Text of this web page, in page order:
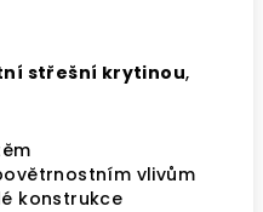
střešní krytinou,
vlivům
konstrukce